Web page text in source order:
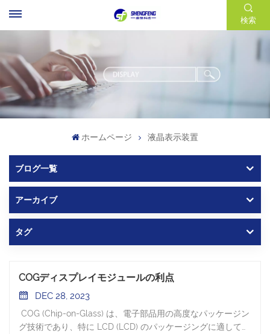
検索
ホームページ 液晶表示装置
ブログ一覧
アーカイブ
タグ
COGディスプレイモジュールの利点
DEC 28, 2023
COG (Chip-on-Glass) は、電子部品用の高度なパッケージン
グ技術であり、特に LCD (LCD) のパッケージングに適してい